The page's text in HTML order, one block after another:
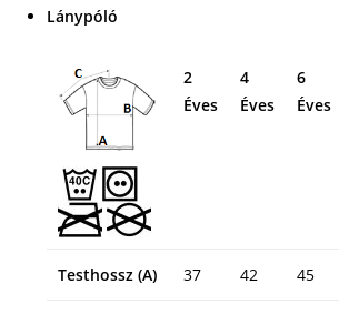
Lánypóló
2
Éves
4
Éves
6
Éves
Testhossz (A) 37 42 45